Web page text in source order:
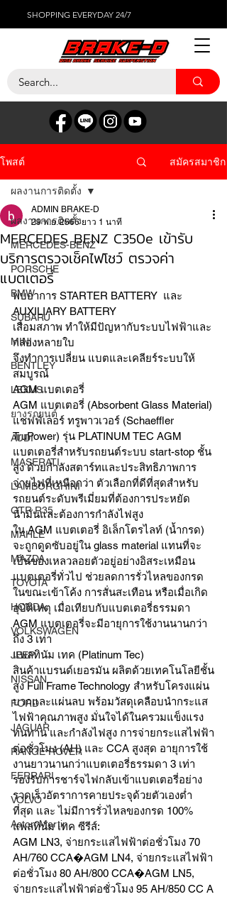
SHOPPING EVERYDAY 24/7
โพสต์ สมัครสมาชิก
ผลงานการติดตั้ง
MERCEDES-BENZ
PORSCHE
BMW
SUBARU
MINI
BENTLEY
LEXUS
ยางรถยนต์
AUDI
MASERATI
LAMBORGHINI
GTR R35
MAHLE
MAZDA
TOYOTA
HONDA
VOLKSWAGEN
JEEP
NISSAN
FORD
JAGUAR
RANGE ROVER
FERRARI
VOLVO
Aston Martin
ผลงานการติดตั้ง
MERCEDES BENZ C350e เข้ารับ
บริการตรวจเช็คไฟโชว์ ตรวจค่า
แบตเตอรี่
ADMIN BRAKE-D
29 พ.ย. 2566 ยาว 1 นาที
พบอาการ STARTER BATTERY  และ
AUXILIARY BATTERY
เสื่อมสภาพ ทำให้มีปัญหากับระบบไฟฟ้าและ
กล่องหลายใบ
จึงทำการเปลี่ยน แบตและเคลียร์ระบบให้
สมบูรณ์
AGM แบตเตอรี่
AGM แบตเตอรี่ (Absorbent Glass Material)
แชฟฟ์เลอร์ ทรูพาวเวอร์ (Schaeffler
TruPower) รุ่น PLATINUM TEC AGM
แบตเตอรี่สำหรับรถยนต์ระบบ start-stop ชั้น
สูง ด้วยกำลังสตาร์ทและประสิทธิภาพการ
จ่ายไฟที่เหนือกว่า ตัวเลือกที่ดีที่สุดสำหรับ
รถยนต์ระดับพรีเมี่ยมที่ต้องการประหยัด
น้ำมันและต้องการกำลังไฟสูง
ใน AGM แบตเตอรี่ อิเล็กโตรไลท์ (น้ำกรด)
จะถูกดูดซับอยู่ใน glass material แทนที่จะ
เป็นของเหลวลอยตัวอยู่อย่างอิสระเหมือน
แบตเตอรี่ทั่วไป ช่วยลดการรั่วไหลของกรด
ในขณะเข้าโค้ง การสั่นสะเทือน หรือเมื่อเกิด
อุบัติเหตุ เมื่อเทียบกับแบตเตอรี่ธรรมดา
AGM แบตเตอรี่จะมีอายุการใช้งานนานกว่า
ถึง 3 เท่า
แพลทินัม เทค (Platinum Tec)
สินค้าแบรนด์เยอรมัน ผลิตด้วยเทคโนโลยีชั้น
สูง Full Frame Technology สำหรับโครงแผ่น
บวกและแผ่นลบ พร้อมวัสดุเคลือบนำกระแส
ไฟฟ้าคุณภาพสูง มั่นใจได้ในครวมแข็งแรง
ทนทาน และกำลังไฟสูง การจ่ายกระแสไฟฟ้า
ต่อชั่วโมง (AH) และ CCA สูงสุด อายุการใช้
งานยาวนานกว่าแบตเตอรี่ธรรมดา 3 เท่า
รองรับการชาร์จไฟกลับเข้าแบตเตอรี่อย่าง
รวดเร็วอัตราการคายประจุด้วยตัวเองต่ำ
ที่สุด และ ไม่มีการรั่วไหลของกรด 100%
แพลทินัม เทค ซีรีส์:
AGM LN3, จ่ายกระแสไฟฟ้าต่อชั่วโมง 70
AH/760 CCA�AGM LN4, จ่ายกระแสไฟฟ้า
ต่อชั่วโมง 80 AH/800 CCA�AGM LN5,
จ่ายกระแสไฟฟ้าต่อชั่วโมง 95 AH/850 CC A